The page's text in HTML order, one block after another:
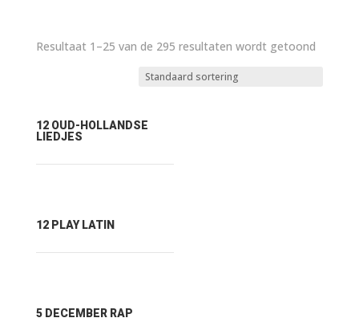
Resultaat 1–25 van de 295 resultaten wordt getoond
12 OUD-HOLLANDSE
LIEDJES
12 PLAY LATIN
5 DECEMBER RAP